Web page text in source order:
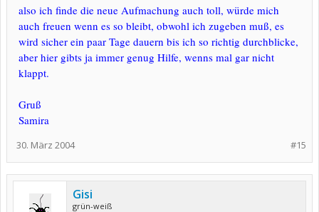
also ich finde die neue Aufmachung auch toll, würde mich
auch freuen wenn es so bleibt, obwohl ich zugeben muß, es
wird sicher ein paar Tage dauern bis ich so richtig durchblicke,
aber hier gibts ja immer genug Hilfe, wenns mal gar nicht
klappt.
Gruß
Samira
#15
30. März 2004
Gisi
grün-weiß